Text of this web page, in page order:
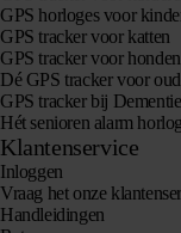
GPS horloges voor
GPS tracker voor katten
GPS tracker voor honden
Dé GPS tracker voor
GPS tracker bij
Hét senioren alarm
Klantenservice
Inloggen
Vraag het onze
Handleidingen